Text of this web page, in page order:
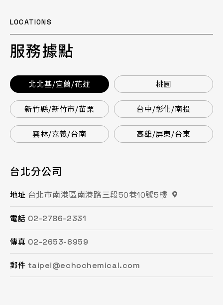
LOCATIONS
服務據點
北北基/宜蘭/花蓮 桃園
新竹縣/新竹市/苗栗 台中/彰化/南投
雲林/嘉義/台南 高雄/屏東/台東
台北分公司
地址 台北市南港區南港路三段50巷10號5樓
電話 02-2786-2331
傳真 02-2653-6959
郵件 taipei@echochemical.com
桃園分公司
地址 桃園市平鎮區復興街62號2樓
電話 03-494-6939
傳真 03-493-0687
郵件 chungli@echochemical.com
總公司 / 竹苗分公司
地址 苗栗縣頭份市工業路16號
電話 037-621-088
傳真 037-615-096
郵件 miaoli@echochemical.com
台中分公司
地址 台中市南屯區文心路一段218號15F之2
電話 04-2472-8859
傳真 04-2472-8825
郵件 taichung@echochemical.com
台南分公司
地址 台南市永康區鹽洲一街63巷33號
電話 06-243-6589
傳真 06-253-8208
郵件 tainan@echochemical.com
高雄分公司
地址 高雄市鳳山區鳳頂路479號
電話 07-753-9988
傳真 07-753-1958
郵件 kaohsiung@echochemical.com